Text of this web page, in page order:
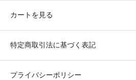
カートを見る
特定商取引法に基づく表記
プライバシーポリシー